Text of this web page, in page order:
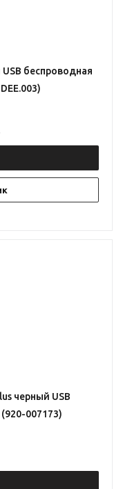
беспроводная
черный USB
007173)